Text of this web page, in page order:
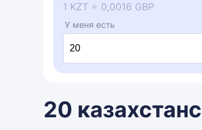
1 KZT = 0,0016 GBP
У меня есть
20